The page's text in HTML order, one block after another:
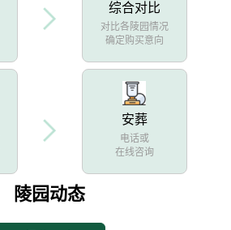
综合对比
对比各陵园情况
确定购买意向
安葬
电话或
在线咨询
陵园动态